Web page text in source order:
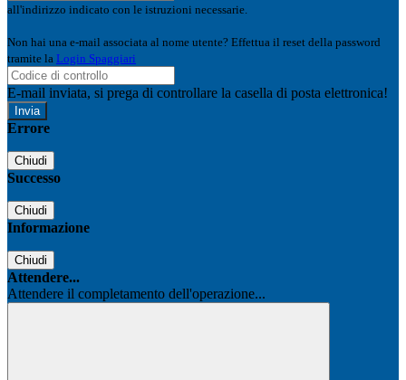
all'indirizzo indicato con le istruzioni necessarie.
Non hai una e-mail associata al nome utente? Effettua il reset della password
tramite la Login Spaggiari
E-mail inviata, si prega di controllare la casella di posta elettronica!
Errore
Chiudi
Successo
Chiudi
Informazione
Chiudi
Attendere...
Attendere il completamento dell'operazione...